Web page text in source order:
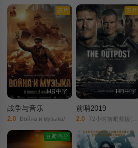
正片
HD中字
战争与音乐
2.0 Война и музыка/
正片
HD中字
前哨2019
2.0 72小时前哨救援(台)/前哨基地/
豆瓣高分